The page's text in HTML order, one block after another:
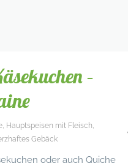
–
, Hauptspeisen mit Fleisch,
Gebäck
oder auch Quiche